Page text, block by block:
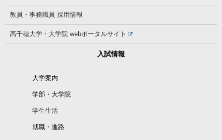
教員・事務職員 採用情報
高千穂大学・大学院 webポータルサイト
入試情報
大学案内
学部・大学院
学生生活
就職・進路